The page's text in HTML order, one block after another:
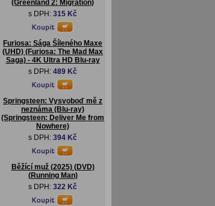
(Greenland 2: Migration)
s DPH: 315 Kč
Furiosa: Sága Šíleného Maxe
(UHD) (Furiosa: The Mad Max
Saga) - 4K Ultra HD Blu-ray
s DPH: 489 Kč
Springsteen: Vysvoboď mě z
neznáma (Blu-ray)
(Springsteen: Deliver Me from
Nowhere)
s DPH: 394 Kč
Běžící muž (2025) (DVD)
(Running Man)
s DPH: 322 Kč